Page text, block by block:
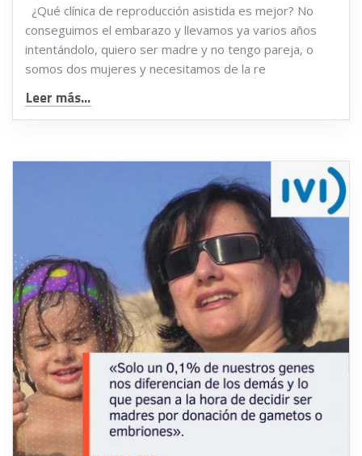
¿Qué clínica de reproducción asistida es mejor? No
conseguimos el embarazo y llevamos ya varios años
intentándolo, quiero ser madre y no tengo pareja, o
somos dos mujeres y necesitamos de la re
Leer más...